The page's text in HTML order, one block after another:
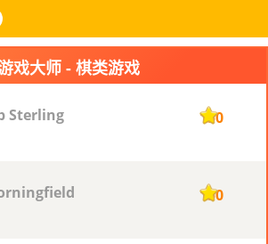
戏大师 - 棋类游戏
Sterling 150
150